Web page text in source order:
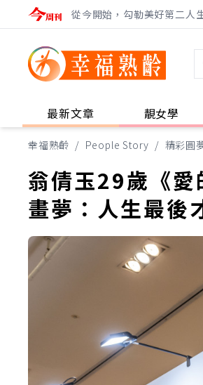
從今開始，勾勒美好第二人
最新文章 靚女學
幸福熟齡 / People Story / 精彩圓
翁倩玉29歲《愛
畫夢：人生最後